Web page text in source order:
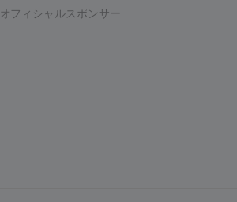
オフィシャルスポンサー